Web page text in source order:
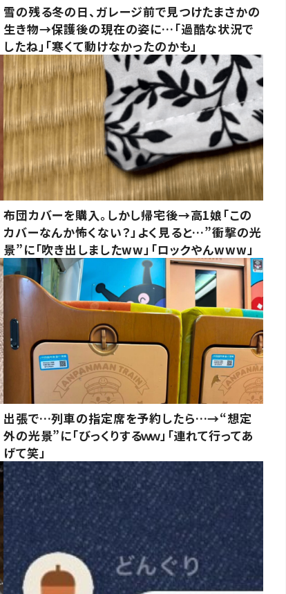
雪の残る冬の日、ガレージ前で見つけたまさかの
生き物→保護後の現在の姿に…「過酷な状況で
したね」「寒くて動けなかったのかも」
布団カバーを購入。しかし帰宅後→高1娘「この
カバーなんか怖くない？」よく見ると…”衝撃の光
景”に「吹き出しましたww」「ロックやんwww」
出張で…列車の指定席を予約したら…→“想定
外の光景”に「びっくりするｗｗ」「連れて行ってあ
げて笑」